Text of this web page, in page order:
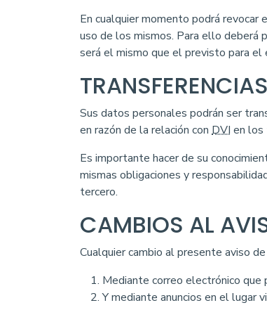
En cualquier momento podrá
uso de los mismos. Para ello deberá
será el mismo que el previsto para el
Sus datos personales podrán ser
en razón de la relación con DVI en los
Es importante hacer de su
mismas obligaciones y
tercero.
CAMBIOS AL
Cualquier cambio al presente aviso
Mediante correo electrónico
Y mediante anuncios en el lugar